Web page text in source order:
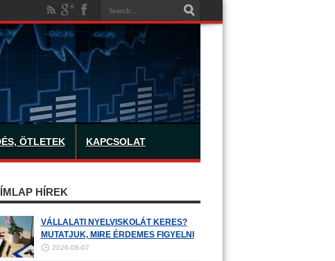
ÖTLETEK KAPCSOLAT
HÍREK
VÁLLALATI NYELVISKOLÁT KERES?
MUTATJUK, MIRE ÉRDEMES FIGYELNI
2026-08-07